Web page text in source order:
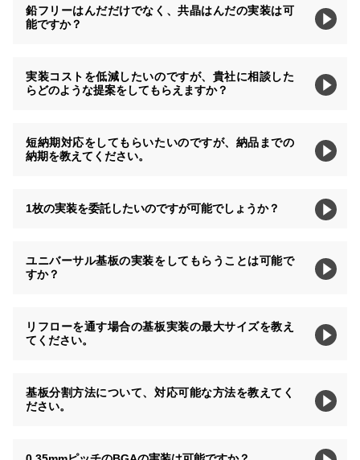
鉛フリーはんだだけでなく、共晶はんだの実装は可
能ですか？
実装コストを低減したいのですが、貴社に相談した
らどのような提案をしてもらえますか？
短納期対応をしてもらいたいのですが、納品までの
納期を教えてください。
1枚の実装を委託したいのですが可能でしょうか？
ユニバーサル基板の実装をしてもらうことは可能で
すか？
リフローを通す場合の基板実装の最大サイズを教え
てください。
基板分割方法について、対応可能な方法を教えてく
ださい。